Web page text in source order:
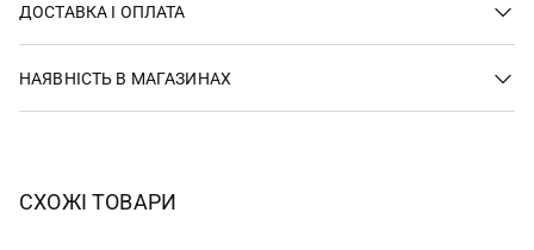
ДОСТАВКА І ОПЛАТА
НАЯВНІСТЬ В МАГАЗИНАХ
СХОЖІ ТОВАРИ